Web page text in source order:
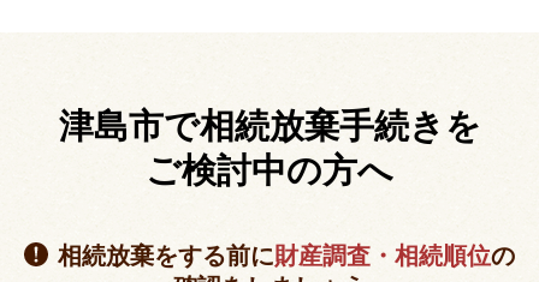
津島市で相続放棄手続きを
ご検討中の方へ
相続放棄をする前に財産調査・相続順位の